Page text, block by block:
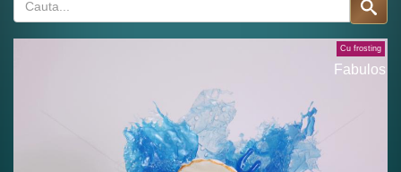
Cu frosting
Fabulos